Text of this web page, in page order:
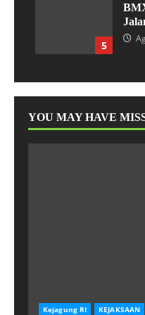
5
YOU MAY HAVE
Kejagung RI KEJAKSAAN